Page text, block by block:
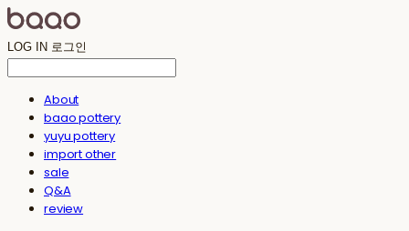
LOG IN 로그인
About
baao pottery
yuyu pottery
import other
sale
Q&A
review